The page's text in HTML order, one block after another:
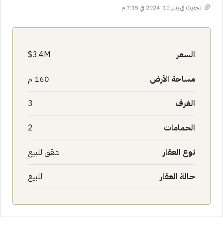
تحديث في يناير 10, 2024 في 7:15 م
السعر 3.4M$
مساحة الأرض 160 م
الغرف 3
الحمامات 2
نوع العقار شقق للبيع
حالة العقار للبيع